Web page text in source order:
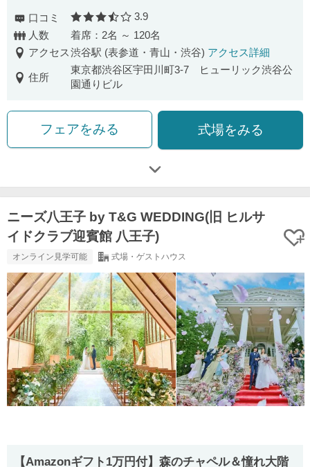
口コミ 口コミ評価
3.9
人数
着席：2名 ～ 120名
アクセス渋谷駅 (表参道・青山・渋谷) アクセス詳細
住所
東京都渋谷区宇田川町3-7 ヒューリック渋谷公
園通りビル
フェアをみる 式場をみる
ニーズ八王子 by T&G WEDDING(旧 ヒルサ
イドクラブ迎賓館 八王子)
オンライン見学可能 式場・ゲストハウス
【Amazonギフト1万円付】森のチャペル＆憧れ大階